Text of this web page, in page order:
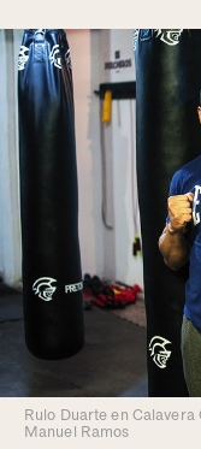
Rulo Duarte en
Manuel Ramos